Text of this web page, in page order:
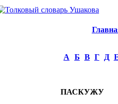
А Б В Г Д
ПАСКУЖУ